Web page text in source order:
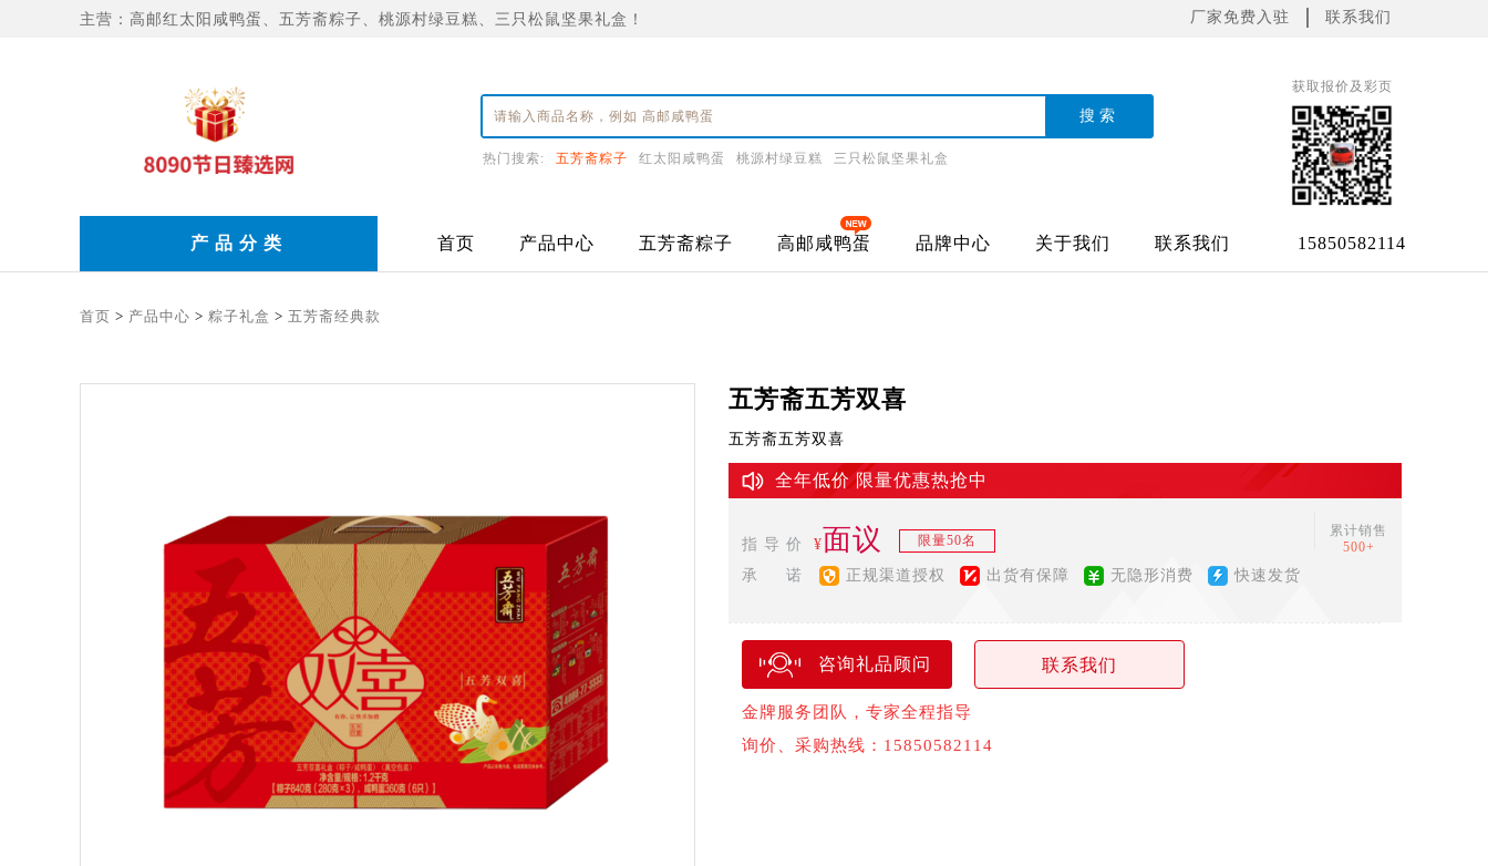
主营：高邮红太阳咸鸭蛋、五芳斋粽子、桃源村绿豆糕、三只松鼠坚果礼盒！ 厂家免费入驻 联系我们
热门搜索: 五芳斋粽子 红太阳咸鸭蛋 桃源村绿豆糕 三只松鼠坚果礼盒
获取报价及彩页
产 品 分 类 首页 产品中心 五芳斋粽子 高邮咸鸭蛋 品牌中心 关于我们 联系我们 15850582114
首页 > 产品中心 > 粽子礼盒 > 五芳斋经典款
五芳斋五芳双喜
五芳斋五芳双喜
全年低价 限量优惠热抢中
指 导 价 ¥面议 限量50名
承 诺 正规渠道授权 出货有保障 无隐形消费 快速发货
累计销售
500+
咨询礼品顾问 联系我们
金牌服务团队，专家全程指导
询价、采购热线：15850582114